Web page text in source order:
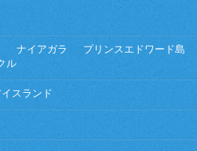
ナイアガラ プリンスエドワード島
ル
イスランド